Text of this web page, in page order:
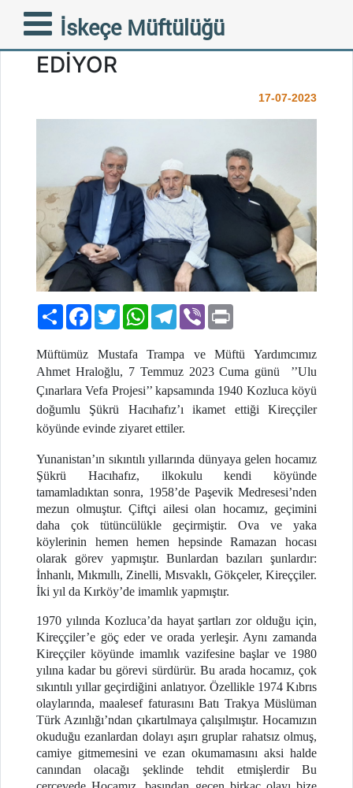
İskeçe Müftülüğü
’’ULU ÇINARLARA VEFA’’
ZİYARETLERİ DEVAM
EDİYOR
17-07-2023
PaylaşFacebook
TwitterWhatsAppTelegram
Viber
Müftümüz Mustafa Trampa ve Müftü Yardımcımız
Ahmet Hraloğlu, 7 Temmuz 2023 Cuma günü ’’Ulu
Çınarlara Vefa Projesi’’ kapsamında 1940 Kozluca köyü
doğumlu Şükrü Hacıhafız’ı ikamet ettiği Kireççiler
köyünde evinde ziyaret ettiler.
Yunanistan’ın sıkıntılı yıllarında dünyaya gelen hocamız
Şükrü Hacıhafız, ilkokulu kendi köyünde
tamamladıktan sonra, 1958’de Paşevik Medresesi’nden
mezun olmuştur. Çiftçi ailesi olan hocamız, geçimini
daha çok tütüncülükle geçirmiştir. Ova ve yaka
köylerinin hemen hemen hepsinde Ramazan hocası
olarak görev yapmıştır. Bunlardan bazıları şunlardır:
İnhanlı, Mıkmıllı, Zinelli, Mısvaklı, Gökçeler, Kireççiler.
İki yıl da Kırköy’de imamlık yapmıştır.
1970 yılında Kozluca’da hayat şartları zor olduğu için,
Kireççiler’e göç eder ve orada yerleşir. Aynı zamanda
Kireççiler köyünde imamlık vazifesine başlar ve 1980
yılına kadar bu görevi sürdürür. Bu arada hocamız, çok
sıkıntılı yıllar geçirdiğini anlatıyor. Özellikle 1974 Kıbrıs
olaylarında, maalesef faturasını Batı Trakya Müslüman
Türk Azınlığı’ndan çıkartılmaya çalışılmıştır. Hocamızın
okuduğu ezanlardan dolayı aşırı gruplar rahatsız olmuş,
camiye gitmemesini ve ezan okumamasını aksi halde
canından olacağı şeklinde tehdit etmişlerdir Bu